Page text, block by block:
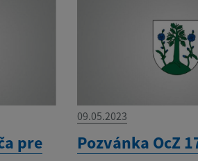
pre
09.05.2023
Pozvánka OcZ